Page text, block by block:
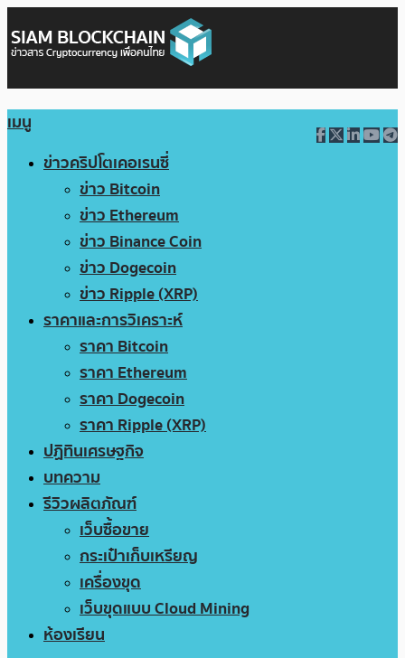
เมนู
ข่าวคริปโตเคอเรนซี่
ข่าว Bitcoin
ข่าว Ethereum
ข่าว Binance Coin
ข่าว Dogecoin
ข่าว Ripple (XRP)
ราคาและการวิเคราะห์
ราคา Bitcoin
ราคา Ethereum
ราคา Dogecoin
ราคา Ripple (XRP)
ปฏิทินเศรษฐกิจ
บทความ
รีวิวผลิตภัณฑ์
เว็บซื้อขาย
กระเป๋าเก็บเหรียญ
เครื่องขุด
เว็บขุดแบบ Cloud Mining
ห้องเรียน